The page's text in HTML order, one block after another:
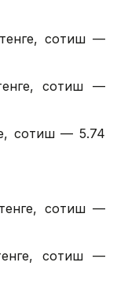
сотиш —
сотиш —
сотиш — 5.74
сотиш —
сотиш —